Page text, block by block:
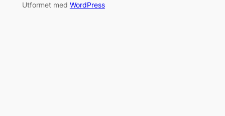
Utformet med WordPress